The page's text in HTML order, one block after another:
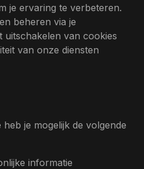
je ervaring te verbeteren.
beheren via je
van cookies
van onze diensten
je mogelijk de volgende
informatie